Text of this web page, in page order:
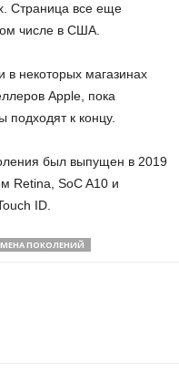
Страница все еще
числе в США.
некоторых магазинах
Apple, пока
подходят к концу.
был выпущен в 2019
Retina, SoC A10 и
ID.
ПОКОЛЕНИЙ